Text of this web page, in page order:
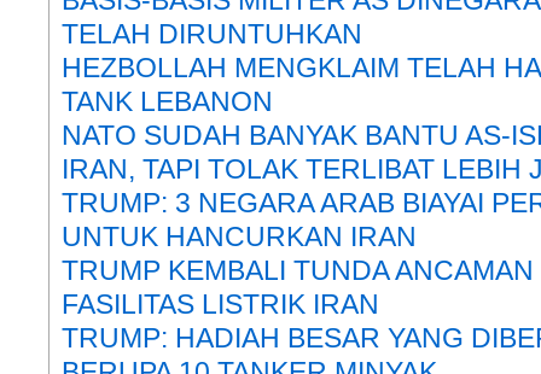
TELAH DIRUNTUHKAN
HEZBOLLAH MENGKLAIM TELAH
TANK LEBANON
NATO SUDAH BANYAK BANTU AS-
IRAN, TAPI TOLAK TERLIBAT LEBIH
TRUMP: 3 NEGARA ARAB BIAYAI
UNTUK HANCURKAN IRAN
TRUMP KEMBALI TUNDA
FASILITAS LISTRIK IRAN
TRUMP: HADIAH BESAR YANG